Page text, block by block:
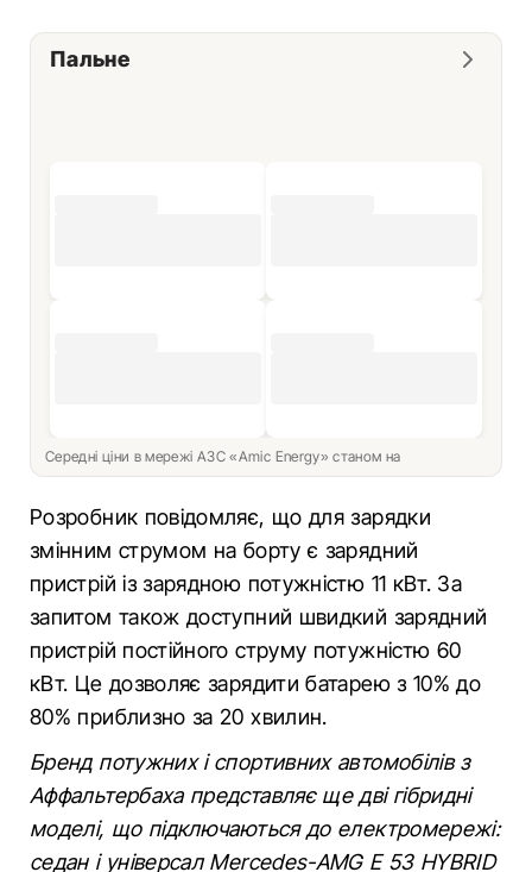
Пальне
Середні ціни в мережі АЗС «Amic Energy» станом на
Розробник повідомляє, що для зарядки
змінним струмом на борту є зарядний
пристрій із зарядною потужністю 11 кВт. За
запитом також доступний швидкий зарядний
пристрій постійного струму потужністю 60
кВт. Це дозволяє зарядити батарею з 10% до
80% приблизно за 20 хвилин.
Бренд потужних і спортивних автомобілів з
Аффальтербаха представляє ще дві гібридні
моделі, що підключаються до електромережі:
седан і універсал Mercedes-AMG E 53 HYBRID